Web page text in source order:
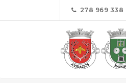
278 969 338